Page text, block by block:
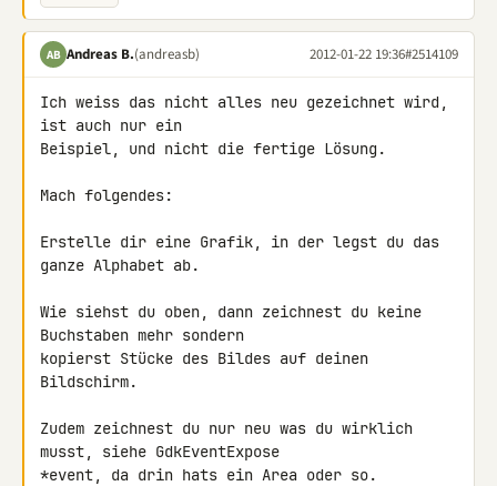
AB Andreas B.(andreasb) 2012-01-22 19:36#2514109
Ich weiss das nicht alles neu gezeichnet wird,
ist auch nur ein
Beispiel, und nicht die fertige Lösung.
Mach folgendes:
Erstelle dir eine Grafik, in der legst du das
ganze Alphabet ab.
Wie siehst du oben, dann zeichnest du keine
Buchstaben mehr sondern
kopierst Stücke des Bildes auf deinen
Bildschirm.
Zudem zeichnest du nur neu was du wirklich
musst, siehe GdkEventExpose
*event, da drin hats ein Area oder so.